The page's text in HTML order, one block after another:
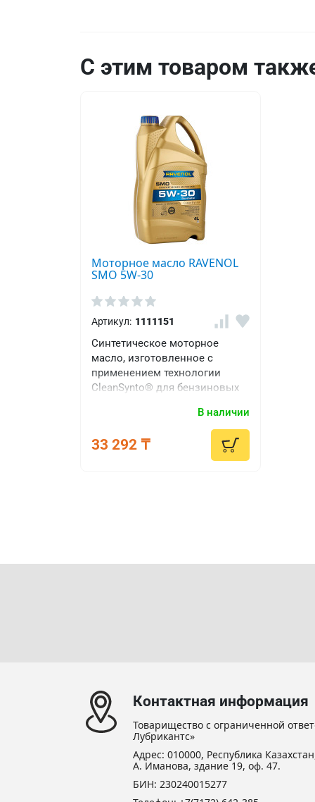
С этим товаром
Моторное масло RAVENOL
SMO 5W-30
Артикул: 1111151
Синтетическое моторное
масло, изготовленное с
применением технологии
CleanSynto® для бензиновых
непосредственным впрыском
топлива.
В наличии
33 292 ₸
Контактная информация
Товарищество с ограниченной
Лубрикантс»
Адрес: 010000, Республика
А. Иманова, здание 19, оф. 47.
БИН: 230240015277